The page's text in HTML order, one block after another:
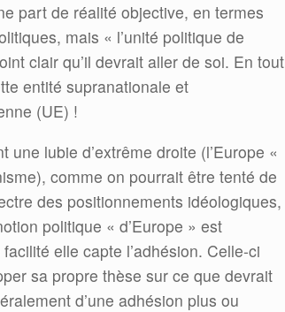
part de réalité objective, en termes
mais « l’unité politique de
clair qu’il devrait aller de soi. En tout
entité supranationale et
(UE) !
lubie d’extrême droite (l’Europe «
comme on pourrait être tenté de
des positionnements idéologiques,
politique « d’Europe » est
elle capte l’adhésion. Celle-ci
sa propre thèse sur ce que devrait
d’une adhésion plus ou